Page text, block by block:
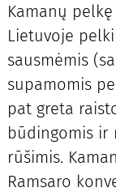
Kamanų
Lietuvoje
sausmėmis
supamomis
pat greta
būdingomis ir
rūšimis.
Ramsaro